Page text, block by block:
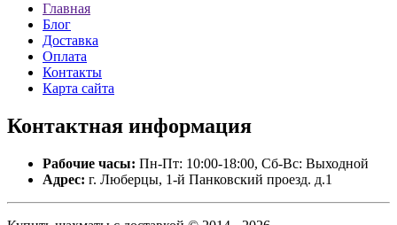
Главная
Блог
Доставка
Оплата
Контакты
Карта сайта
Контактная информация
Рабочие часы: Пн-Пт: 10:00-18:00, Сб-Вс: Выходной
Адрес: г. Люберцы, 1-й Панковский проезд. д.1